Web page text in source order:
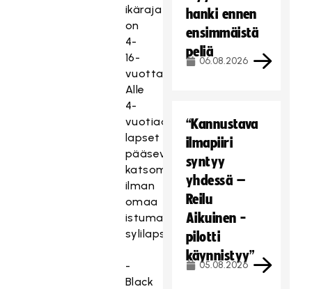
ikäraja
on
4-
16-
vuotta.
Alle
4-
vuotiaat
lapset
pääsevät
katsomoihin
ilman
omaa
istumapaikkaa,
sylilapsina.
-
Black
hanki ennen
ensimmäistä
peliä
06.08.2026
“Kannustava
ilmapiiri
syntyy
yhdessä –
Reilu
Aikuinen -
pilotti
käynnistyy”
05.08.2026